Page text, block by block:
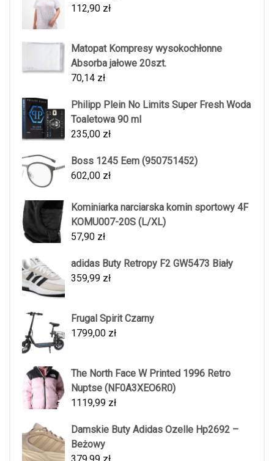
112,90 zł
Matopat Kompresy wysokochłonne
Absorba jałowe 20szt.
70,14 zł
Philipp Plein No Limits Super Fresh Woda
Toaletowa 90 ml
235,00 zł
Boss 1245 Eem (950751452)
602,00 zł
Kominiarka narciarska komin sportowy 4F
KOMU007-20S (L/XL)
57,90 zł
adidas Buty Retropy F2 GW5473 Biały
359,99 zł
Frugal Spirit Czarny
1799,00 zł
The North Face W Printed 1996 Retro
Nuptse (NF0A3XEO6R0)
1119,99 zł
Damskie Buty Adidas Ozelle Hp2692 –
Beżowy
379,99 zł